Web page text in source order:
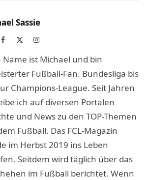
Sassie
Facebook Instagram
Name ist Michael und bin
Fußball-Fan. Bundesliga bis
Champions-League. Seit Jahren
ich auf diversen Portalen
und News zu den TOP-Themen
Fußball. Das FCL-Magazin
im Herbst 2019 ins Leben
Seitdem wird täglich über das
im Fußball berichtet. Wenn